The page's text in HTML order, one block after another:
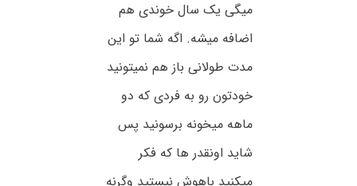
میگی یک سال خوندی هم
اضافه میشه. اگه شما تو این
مدت طولانی باز هم نمیتونید
خودتون رو به فردی که دو
ماهه میخونه برسونید پس
شاید اونقدر ها که فکر
میکنید باهوش نیستید وگرنه